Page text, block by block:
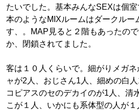
たいでした。基本みんなSEXは個
本のようなMIXルームはダークルー
す、。MAP見ると２階もあったの
か、閉鎖されてました。
客は１０人くらいで。細がりメガ
ャが2人、おじさん1人、細めの白
コピアスのセのデカイのが1人、清
こが１人、いかにも系体型の人が